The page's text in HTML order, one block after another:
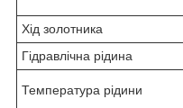
Хід золотника
Гідравлічна рідина
Температура рідини